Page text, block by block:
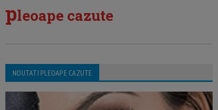
pleoape cazute
NOUTATI PLEOAPE CAZUTE